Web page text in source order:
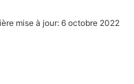
mise à jour: 6 octobre 2022